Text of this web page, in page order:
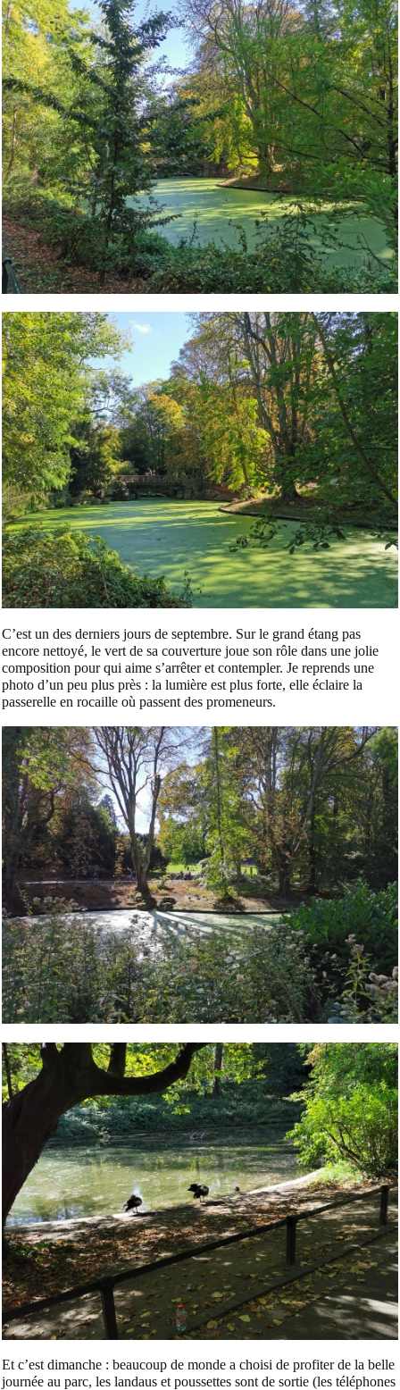
C’est un des derniers jours de septembre. Sur le grand étang pas
encore nettoyé, le vert de sa couverture joue son rôle dans une jolie
composition pour qui aime s’arrêter et contempler. Je reprends une
photo d’un peu plus près : la lumière est plus forte, elle éclaire la
passerelle en rocaille où passent des promeneurs.
Et c’est dimanche : beaucoup de monde a choisi de profiter de la belle
journée au parc, les landaus et poussettes sont de sortie (les téléphones